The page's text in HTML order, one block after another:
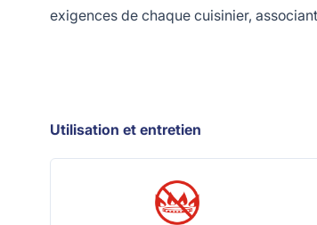
exigences de chaque cuisinier,
Utilisation et entretien